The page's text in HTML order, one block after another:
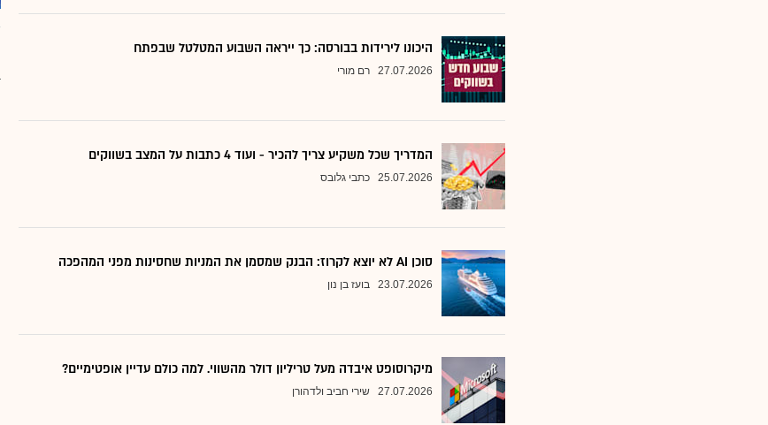
היכונו לירידות בבורסה: כך ייראה השבוע המטלטל שבפתח
27.07.2026 רם מורי
המדריך שכל משקיע צריך להכיר - ועוד 4 כתבות על המצב בשווקים
25.07.2026 כתבי גלובס
סוכן AI לא יוצא לקרוז: הבנק שמסמן את המניות שחסינות מפני המהפכה
23.07.2026 בועז בן נון
מיקרוסופט איבדה מעל טריליון דולר מהשווי. למה כולם עדיין אופטימיים?
27.07.2026 שירי חביב ולדהורן